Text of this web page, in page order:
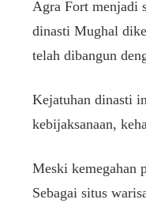
Agra Fort menjadi
dinasti Mughal
telah dibangun
Kejatuhan dinasti
kebijaksanaan,
Meski kemegahan
Sebagai situs